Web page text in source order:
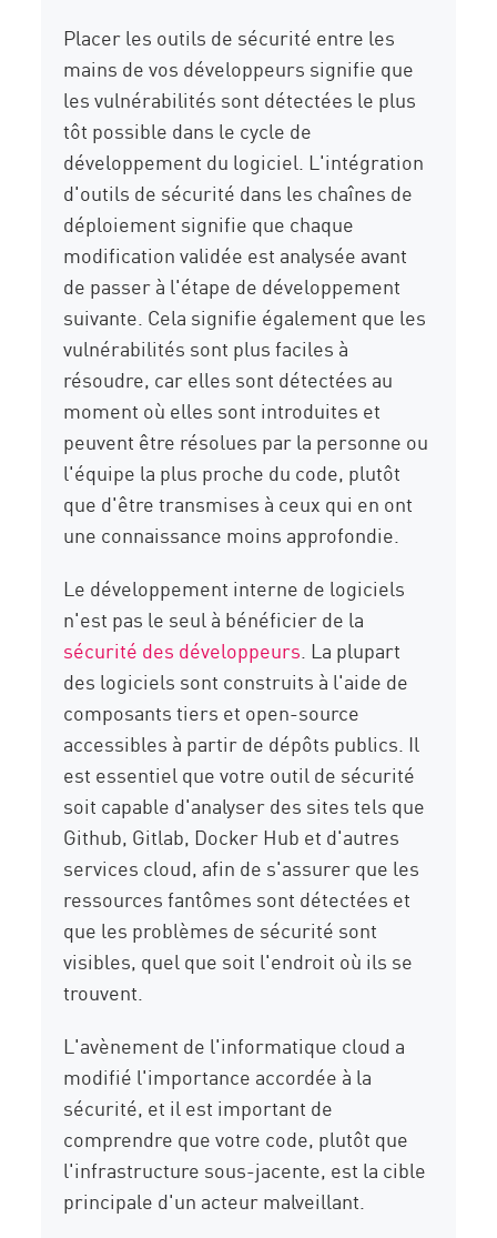
Placer les outils de sécurité entre les
mains de vos développeurs signifie que
les vulnérabilités sont détectées le plus
tôt possible dans le cycle de
développement du logiciel. L'intégration
d'outils de sécurité dans les chaînes de
déploiement signifie que chaque
modification validée est analysée avant
de passer à l'étape de développement
suivante. Cela signifie également que les
vulnérabilités sont plus faciles à
résoudre, car elles sont détectées au
moment où elles sont introduites et
peuvent être résolues par la personne ou
l'équipe la plus proche du code, plutôt
que d'être transmises à ceux qui en ont
une connaissance moins approfondie.
Le développement interne de logiciels
n'est pas le seul à bénéficier de la
sécurité des développeurs. La plupart
des logiciels sont construits à l'aide de
composants tiers et open-source
accessibles à partir de dépôts publics. Il
est essentiel que votre outil de sécurité
soit capable d'analyser des sites tels que
Github, Gitlab, Docker Hub et d'autres
services cloud, afin de s'assurer que les
ressources fantômes sont détectées et
que les problèmes de sécurité sont
visibles, quel que soit l'endroit où ils se
trouvent.
L'avènement de l'informatique cloud a
modifié l'importance accordée à la
sécurité, et il est important de
comprendre que votre code, plutôt que
l'infrastructure sous-jacente, est la cible
principale d'un acteur malveillant.